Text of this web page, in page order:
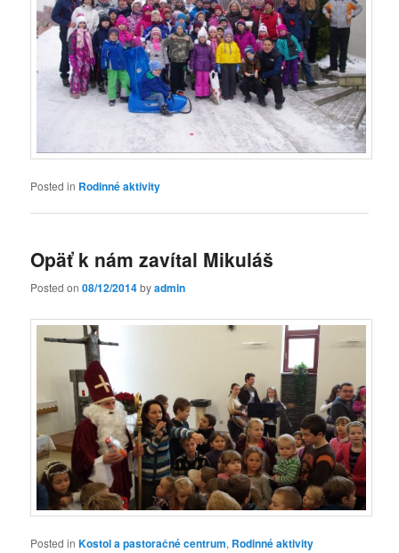
Posted in Rodinné aktivity
Opäť k nám zavítal Mikuláš
Posted on08/12/2014byadmin
Posted in Kostol a pastoračné centrum, Rodinné aktivity